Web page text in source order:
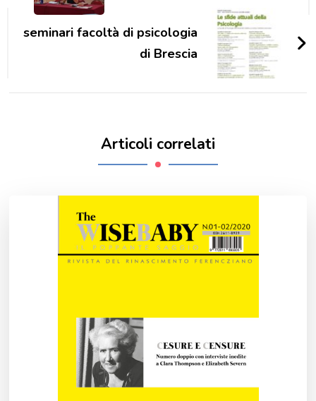
seminari facoltà di psicologia
di Brescia
Articoli correlati